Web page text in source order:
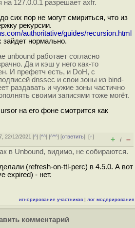
на 127.0.0.1 разрешает axfr.
сих пор не могут смириться, что из
рекурсии.
authoritative/guides/recursion.html
зайдет нормально.
unbound работает согласно
Да и кэш у него как-то
И префетч есть, и DoH, с
dnssec и свои зоны из bind-
раздавать и чужие зоны частично
своими записями тоже могёт.
на его фоне смотрится как
22/12/2021 [^] [^^] [^^^] [ответить][↑]
+ / –
в Unbound, видимо, не собираются.
(refresh-on-ttl-perc) в 4.5.0. А вот
expired) - нет.
игнорирование участников | лог модерирования
комментарий